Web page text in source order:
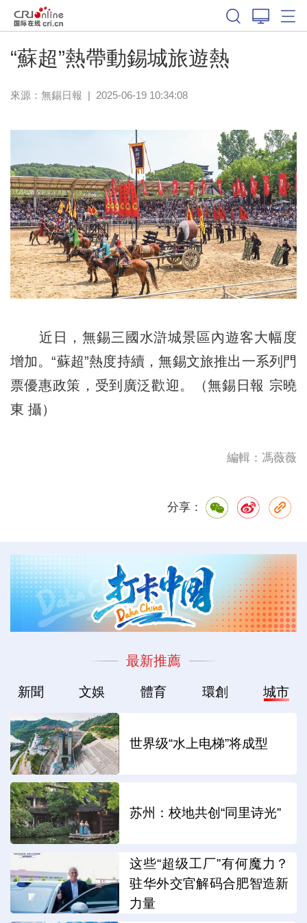
“蘇超”熱帶動錫城旅遊熱
來源： 無錫日報 | 2025-06-19 10:34:08
近日，無錫三國水滸城景區內遊客大幅度
增加。“蘇超”熱度持續，無錫文旅推出一系列門
票優惠政策，受到廣泛歡迎。（無錫日報 宗曉
東 攝）
編輯：馮薇薇
分享：
最新推薦
新聞 文娛 體育 環創 城市
世界级“水上电梯”将成型
苏州：校地共创“同里诗光”
这些“超级工厂”有何魔力？
驻华外交官解码合肥智造新
力量